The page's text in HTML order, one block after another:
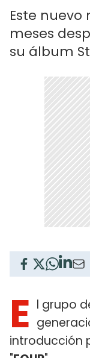
Este nuevo
meses
su álbum
E l grupo
introducción